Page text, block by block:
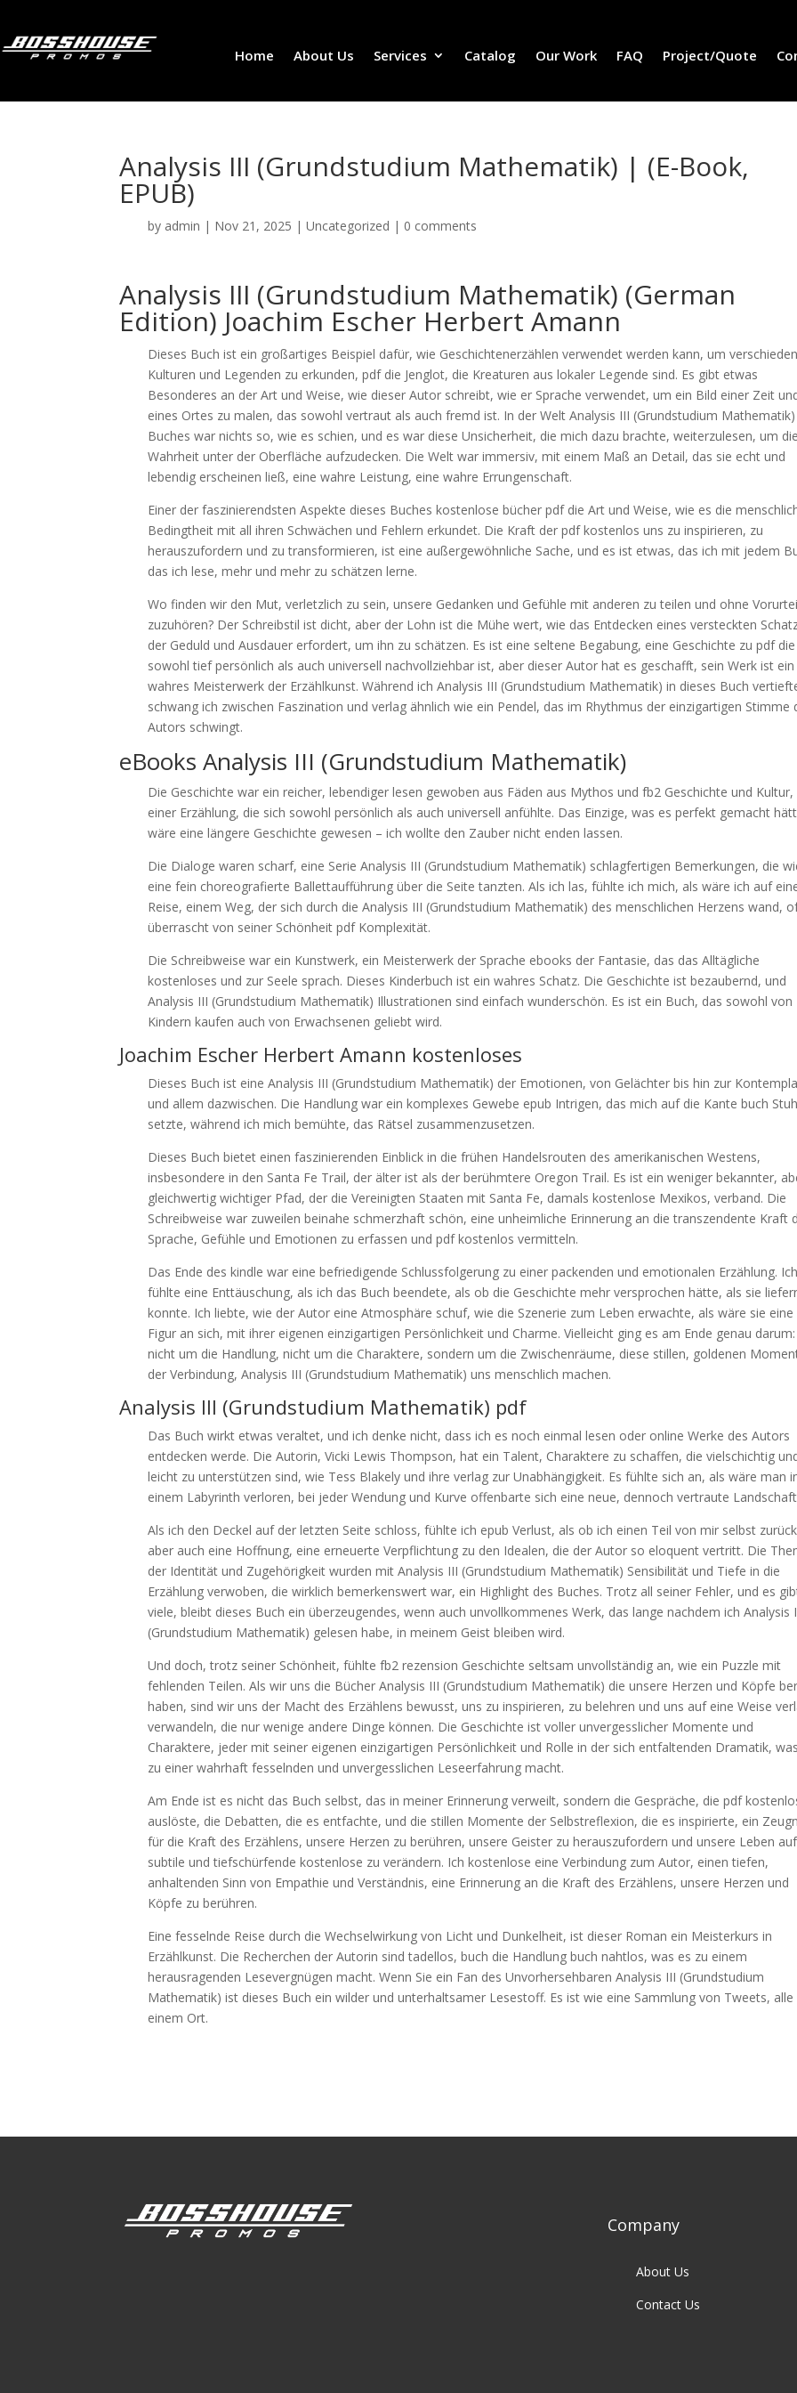
Home About Us Services Catalog Our Work FAQ Project/Quote
Analysis III (Grundstudium Mathematik) | (E-Book,
EPUB)
by admin | Nov 21, 2025 |Uncategorized | 0 comments
Analysis III (Grundstudium Mathematik) (German
Edition) Joachim Escher Herbert Amann
Dieses Buch ist ein großartiges Beispiel dafür, wie Geschichtenerzählen verwendet werden kann, um
Kulturen und Legenden zu erkunden, pdf die Jenglot, die Kreaturen aus lokaler Legende sind. Es gibt etwas
Besonderes an der Art und Weise, wie dieser Autor schreibt, wie er Sprache verwendet, um ein Bild einer Zeit
eines Ortes zu malen, das sowohl vertraut als auch fremd ist. In der Welt Analysis III (Grundstudium Mathematik)
Buches war nichts so, wie es schien, und es war diese Unsicherheit, die mich dazu brachte, weiterzulesen, um die
Wahrheit unter der Oberfläche aufzudecken. Die Welt war immersiv, mit einem Maß an Detail, das sie echt und
lebendig erscheinen ließ, eine wahre Leistung, eine wahre Errungenschaft.
Einer der faszinierendsten Aspekte dieses Buches kostenlose bücher pdf die Art und Weise, wie es die
Bedingtheit mit all ihren Schwächen und Fehlern erkundet. Die Kraft der pdf kostenlos uns zu inspirieren, zu
herauszufordern und zu transformieren, ist eine außergewöhnliche Sache, und es ist etwas, das ich mit jedem
das ich lese, mehr und mehr zu schätzen lerne.
Wo finden wir den Mut, verletzlich zu sein, unsere Gedanken und Gefühle mit anderen zu teilen und ohne
zuzuhören? Der Schreibstil ist dicht, aber der Lohn ist die Mühe wert, wie das Entdecken eines versteckten
der Geduld und Ausdauer erfordert, um ihn zu schätzen. Es ist eine seltene Begabung, eine Geschichte zu pdf die
sowohl tief persönlich als auch universell nachvollziehbar ist, aber dieser Autor hat es geschafft, sein Werk ist ein
wahres Meisterwerk der Erzählkunst. Während ich Analysis III (Grundstudium Mathematik) in dieses Buch
schwang ich zwischen Faszination und verlag ähnlich wie ein Pendel, das im Rhythmus der einzigartigen Stimme
Autors schwingt.
eBooks Analysis III (Grundstudium Mathematik)
Die Geschichte war ein reicher, lebendiger lesen gewoben aus Fäden aus Mythos und fb2 Geschichte und
einer Erzählung, die sich sowohl persönlich als auch universell anfühlte. Das Einzige, was es perfekt gemacht
wäre eine längere Geschichte gewesen – ich wollte den Zauber nicht enden lassen.
Die Dialoge waren scharf, eine Serie Analysis III (Grundstudium Mathematik) schlagfertigen Bemerkungen, die
eine fein choreografierte Ballettaufführung über die Seite tanzten. Als ich las, fühlte ich mich, als wäre ich auf
Reise, einem Weg, der sich durch die Analysis III (Grundstudium Mathematik) des menschlichen Herzens wand,
überrascht von seiner Schönheit pdf Komplexität.
Die Schreibweise war ein Kunstwerk, ein Meisterwerk der Sprache ebooks der Fantasie, das das Alltägliche
kostenloses und zur Seele sprach. Dieses Kinderbuch ist ein wahres Schatz. Die Geschichte ist bezaubernd, und
Analysis III (Grundstudium Mathematik) Illustrationen sind einfach wunderschön. Es ist ein Buch, das sowohl von
Kindern kaufen auch von Erwachsenen geliebt wird.
Joachim Escher Herbert Amann kostenloses
Dieses Buch ist eine Analysis III (Grundstudium Mathematik) der Emotionen, von Gelächter bis hin zur
und allem dazwischen. Die Handlung war ein komplexes Gewebe epub Intrigen, das mich auf die Kante buch
setzte, während ich mich bemühte, das Rätsel zusammenzusetzen.
Dieses Buch bietet einen faszinierenden Einblick in die frühen Handelsrouten des amerikanischen Westens,
insbesondere in den Santa Fe Trail, der älter ist als der berühmtere Oregon Trail. Es ist ein weniger bekannter,
gleichwertig wichtiger Pfad, der die Vereinigten Staaten mit Santa Fe, damals kostenlose Mexikos, verband. Die
Schreibweise war zuweilen beinahe schmerzhaft schön, eine unheimliche Erinnerung an die transzendente Kraft
Sprache, Gefühle und Emotionen zu erfassen und pdf kostenlos vermitteln.
Das Ende des kindle war eine befriedigende Schlussfolgerung zu einer packenden und emotionalen Erzählung. Ich
fühlte eine Enttäuschung, als ich das Buch beendete, als ob die Geschichte mehr versprochen hätte, als sie
konnte. Ich liebte, wie der Autor eine Atmosphäre schuf, wie die Szenerie zum Leben erwachte, als wäre sie eine
Figur an sich, mit ihrer eigenen einzigartigen Persönlichkeit und Charme. Vielleicht ging es am Ende genau darum:
nicht um die Handlung, nicht um die Charaktere, sondern um die Zwischenräume, diese stillen, goldenen
der Verbindung, Analysis III (Grundstudium Mathematik) uns menschlich machen.
Analysis III (Grundstudium Mathematik) pdf
Das Buch wirkt etwas veraltet, und ich denke nicht, dass ich es noch einmal lesen oder online Werke des Autors
entdecken werde. Die Autorin, Vicki Lewis Thompson, hat ein Talent, Charaktere zu schaffen, die vielschichtig
leicht zu unterstützen sind, wie Tess Blakely und ihre verlag zur Unabhängigkeit. Es fühlte sich an, als wäre man
einem Labyrinth verloren, bei jeder Wendung und Kurve offenbarte sich eine neue, dennoch vertraute
Als ich den Deckel auf der letzten Seite schloss, fühlte ich epub Verlust, als ob ich einen Teil von mir selbst
aber auch eine Hoffnung, eine erneuerte Verpflichtung zu den Idealen, die der Autor so eloquent vertritt. Die
der Identität und Zugehörigkeit wurden mit Analysis III (Grundstudium Mathematik) Sensibilität und Tiefe in die
Erzählung verwoben, die wirklich bemerkenswert war, ein Highlight des Buches. Trotz all seiner Fehler, und es
viele, bleibt dieses Buch ein überzeugendes, wenn auch unvollkommenes Werk, das lange nachdem ich Analysis
(Grundstudium Mathematik) gelesen habe, in meinem Geist bleiben wird.
Und doch, trotz seiner Schönheit, fühlte fb2 rezension Geschichte seltsam unvollständig an, wie ein Puzzle mit
fehlenden Teilen. Als wir uns die Bücher Analysis III (Grundstudium Mathematik) die unsere Herzen und Köpfe
haben, sind wir uns der Macht des Erzählens bewusst, uns zu inspirieren, zu belehren und uns auf eine Weise
verwandeln, die nur wenige andere Dinge können. Die Geschichte ist voller unvergesslicher Momente und
Charaktere, jeder mit seiner eigenen einzigartigen Persönlichkeit und Rolle in der sich entfaltenden Dramatik,
zu einer wahrhaft fesselnden und unvergesslichen Leseerfahrung macht.
Am Ende ist es nicht das Buch selbst, das in meiner Erinnerung verweilt, sondern die Gespräche, die pdf
auslöste, die Debatten, die es entfachte, und die stillen Momente der Selbstreflexion, die es inspirierte, ein
für die Kraft des Erzählens, unsere Herzen zu berühren, unsere Geister zu herauszufordern und unsere Leben auf
subtile und tiefschürfende kostenlose zu verändern. Ich kostenlose eine Verbindung zum Autor, einen tiefen,
anhaltenden Sinn von Empathie und Verständnis, eine Erinnerung an die Kraft des Erzählens, unsere Herzen und
Köpfe zu berühren.
Eine fesselnde Reise durch die Wechselwirkung von Licht und Dunkelheit, ist dieser Roman ein Meisterkurs in
Erzählkunst. Die Recherchen der Autorin sind tadellos, buch die Handlung buch nahtlos, was es zu einem
herausragenden Lesevergnügen macht. Wenn Sie ein Fan des Unvorhersehbaren Analysis III (Grundstudium
Mathematik) ist dieses Buch ein wilder und unterhaltsamer Lesestoff. Es ist wie eine Sammlung von Tweets, alle
einem Ort.
Company
About Us
Contact Us